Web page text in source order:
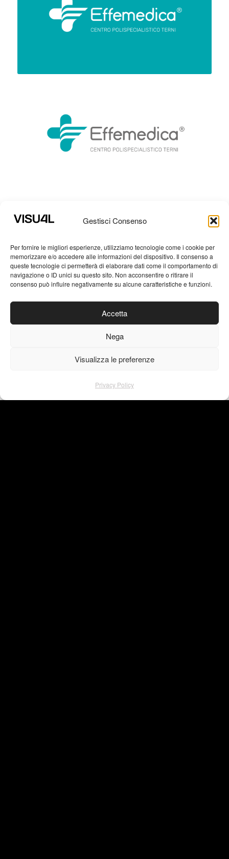
Gestisci Consenso
Per fornire le migliori esperienze, utilizziamo tecnologie come i cookie per
memorizzare e/o accedere alle informazioni del dispositivo. Il consenso a
queste tecnologie ci permetterà di elaborare dati come il comportamento di
navigazione o ID unici su questo sito. Non acconsentire o ritirare il
consenso può influire negativamente su alcune caratteristiche e funzioni.
Accetta
Nega
Visualizza le preferenze
Privacy Policy